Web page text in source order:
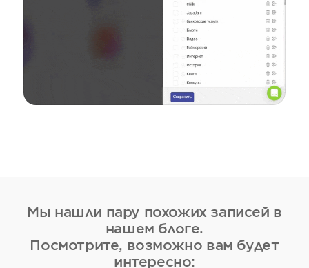
Мы нашли пару похожих записей в
нашем блоге.
Посмотрите, возможно вам будет
интересно: